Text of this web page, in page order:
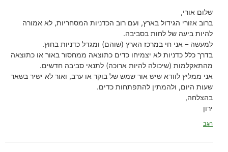
שלום אורי,
ברוב אזורי הגידול בארץ, ועם רוב הכדניות המסחריות, לא אמורה
להיות ביעה של לחות בסביבה.
למעשה – אני חי במרכז הארץ (שוהם) ומגדל כדניות בחוץ.
בדרך כלל כדניות לא יצמיחו כדים כתוצאה ממחסור באור או כתוצאה
מהתאקלמות (שיכולה להיות ארוכה) לתנאי סביבה חדשים.
אני ממליץ לוודא שיש אור שמש של בוקר או ערב, ואור לא ישיר בשאר
שעות היום, ולהמתין להתפתחות כדים.
בהצלחה,
ירון
הגב